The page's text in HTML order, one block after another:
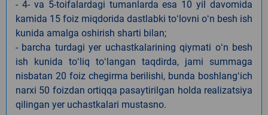
- 4- va 5-toifalardagi tumanlarda esa 10 yil davomida
kamida 15 foiz miqdorida dastlabki toʻlovni oʻn besh ish
kunida amalga oshirish sharti bilan;
- barcha turdagi yer uchastkalarining qiymati oʻn besh
ish kunida toʻliq toʻlangan taqdirda, jami summaga
nisbatan 20 foiz chegirma berilishi, bunda boshlangʻich
narxi 50 foizdan ortiqqa pasaytirilgan holda realizatsiya
qilingan yer uchastkalari mustasno.